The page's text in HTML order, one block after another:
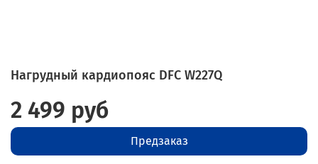
Нагрудный кардиопояс DFC W227Q
2 499 руб
Предзаказ